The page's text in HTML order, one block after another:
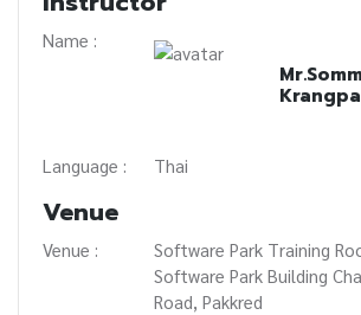
Name :
Language : Thai
Venue
Venue :
Software Park Training
Software Park Building
Road, Pakkred